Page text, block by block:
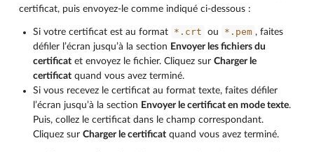
certificat, puis envoyez-le comme indiqué ci-dessous :
Si votre certificat est au format *.crt ou *.pem , faites
défiler l’écran jusqu’à la section Envoyer les fichiers du
certificat et envoyez le fichier. Cliquez sur Charger le
certificat quand vous avez terminé.
Si vous recevez le certificat au format texte, faites défiler
l’écran jusqu’à la section Envoyer le certificat en mode texte.
Puis, collez le certificat dans le champ correspondant.
Cliquez sur Charger le certificat quand vous avez terminé.